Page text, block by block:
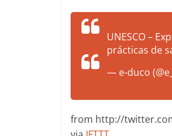
more.
UNESCO –
prácticas de
— e-duco
from http://